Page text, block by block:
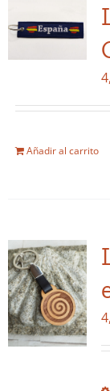
Añadir al carrito